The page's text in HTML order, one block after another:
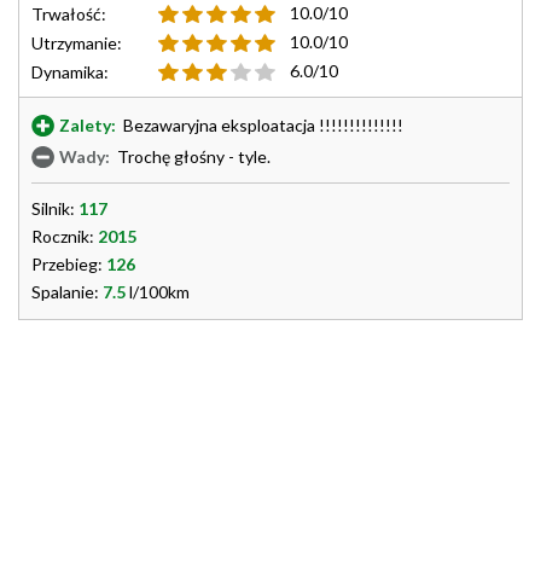
Trwałość:
10.0/10
Utrzymanie:
10.0/10
Dynamika:
6.0/10
Zalety: Bezawaryjna eksploatacja !!!!!!!!!!!!!!
Wady: Trochę głośny - tyle.
Silnik: 117
Rocznik: 2015
Przebieg: 126
Spalanie: 7.5l/100km